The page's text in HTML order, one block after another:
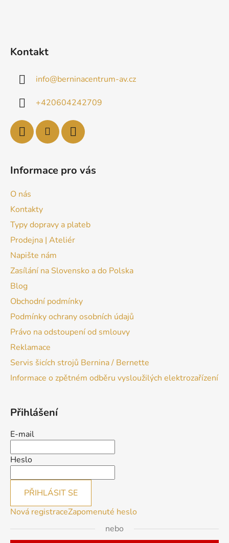
Kontakt
info@berninacentrum-av.cz
+420604242709
Informace pro vás
O nás
Kontakty
Typy dopravy a plateb
Prodejna | Ateliér
Napište nám
Zasílání na Slovensko a do Polska
Blog
Obchodní podmínky
Podmínky ochrany osobních údajů
Právo na odstoupení od smlouvy
Reklamace
Servis šicích strojů Bernina / Bernette
Informace o zpětném odběru vysloužilých elektrozařízení
Přihlášení
E-mail
Heslo
PŘIHLÁSIT SE
Nová registraceZapomenuté heslo
nebo